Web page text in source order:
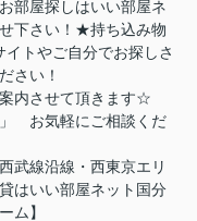
部屋探しはいい部屋ネ
下さい！★持ち込み物
トやご自分でお探しさ
さい！
内させて頂きます☆
」 お気軽にご相談くだ
武線沿線・西東京エリ
はいい部屋ネット国分
ム】